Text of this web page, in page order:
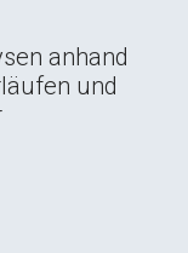
anhand
und